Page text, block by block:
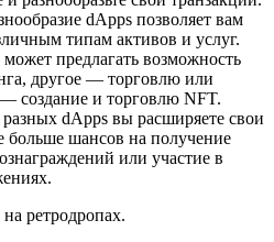
dApps позволяет вам
типам активов и услуг.
предлагать возможность
другое — торговлю или
— создание и торговлю NFT.
dApps вы расширяете свои
больше шансов на получение
или участие в
ретродропах.